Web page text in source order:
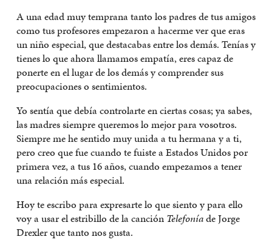
A una edad muy temprana tanto los padres de tus amigos
como tus profesores empezaron a hacerme ver que eras
un niño especial, que destacabas entre los demás. Tenías y
tienes lo que ahora llamamos empatía, eres capaz de
ponerte en el lugar de los demás y comprender sus
preocupaciones o sentimientos.
Yo sentía que debía controlarte en ciertas cosas; ya sabes,
las madres siempre queremos lo mejor para vosotros.
Siempre me he sentido muy unida a tu hermana y a ti,
pero creo que fue cuando te fuiste a Estados Unidos por
primera vez, a tus 16 años, cuando empezamos a tener
una relación más especial.
Hoy te escribo para expresarte lo que siento y para ello
voy a usar el estribillo de la canción Telefoníade Jorge
Drexler que tanto nos gusta.